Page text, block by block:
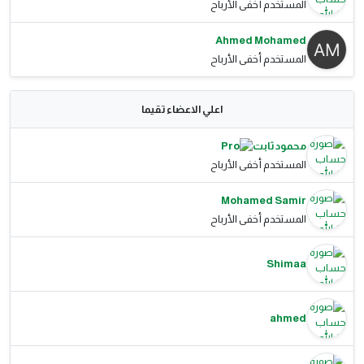
المستخدم أخفى الأرباح
Ahmed Mohamed
المستخدم أخفى الأرباح
اعلي الاعضاء تقيما
محمود ثابت
المستخدم أخفى الأرباح
Mohamed Samir
المستخدم أخفى الأرباح
Shimaa
ahmed